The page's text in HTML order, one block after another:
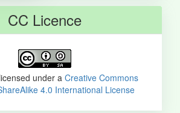
CC Licence
under a Creative Commons
4.0 International License